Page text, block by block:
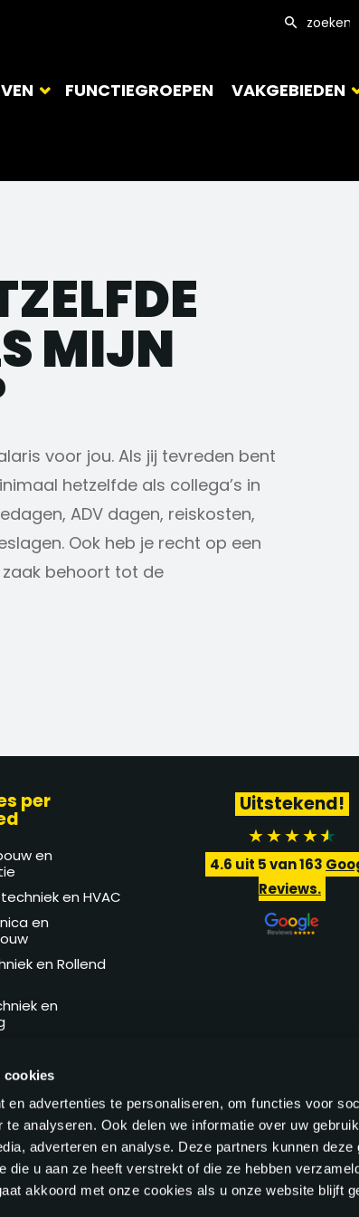
cookies
en advertenties te personaliseren, om functies voor
te analyseren. Ook delen we informatie over uw
adverteren en analyse. Deze partners kunnen deze
die u aan ze heeft verstrekt of die ze hebben
akkoord met onze cookies als u onze website blijft
FUNCTIEGROEPEN VAKGEBIEDEN
MIJN
voor jou. Als jij tevreden bent
hetzelfde als collega’s in
ADV dagen, reiskosten,
Ook heb je recht op een
behoort tot de
per
en
en HVAC
en
en Rollend
en
Uitstekend!
4.6 uit 5 van163
Reviews.